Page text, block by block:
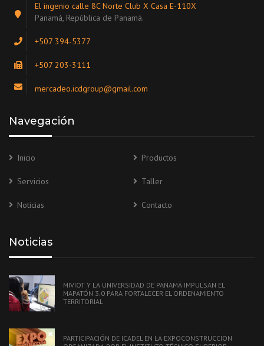
El ingenio calle 8C Norte Club X Casa E-110X
Panamá, República de Panamá.
+507 394-5377
+507 203-3111
mercadeo.icdgroup@gmail.com
Navegación
Inicio Productos
Servicios Taller
Noticias Contacto
Noticias
MIVIOT Y LA UNIVERSIDAD DE PANAMÁ IMPULSAN EL
MAPATÓN 3.0 PARA FORTALECER EL ORDENAMIENTO
TERRITORIAL
PARTICIPACIÓN DE ICADEL EN LA EXPOCONSTRUCCION